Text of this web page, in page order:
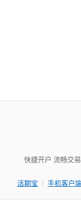
快捷开户 流畅交易
活期宝 | 手机客户